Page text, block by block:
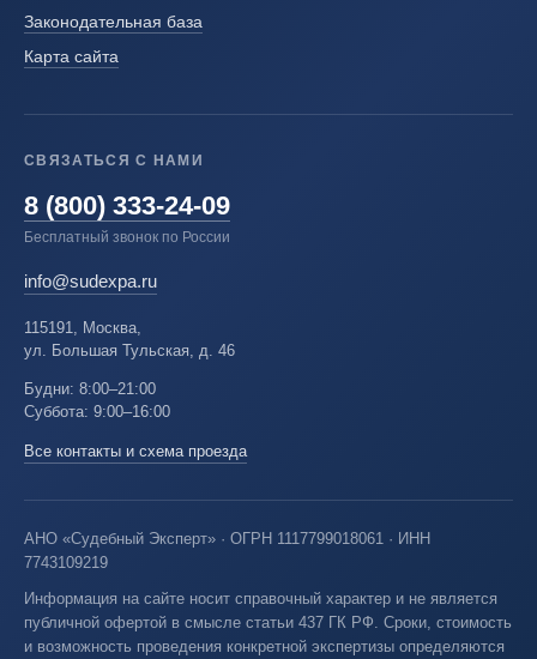
Законодательная база
Карта сайта
СВЯЗАТЬСЯ С НАМИ
8 (800) 333-24-09
Бесплатный звонок по России
info@sudexpa.ru
115191, Москва,
ул. Большая Тульская, д. 46
Будни: 8:00–21:00
Суббота: 9:00–16:00
Все контакты и схема проезда
АНО «Судебный Эксперт» · ОГРН 1117799018061 · ИНН
7743109219
Информация на сайте носит справочный характер и не является
публичной офертой в смысле статьи 437 ГК РФ. Сроки, стоимость
и возможность проведения конкретной экспертизы определяются